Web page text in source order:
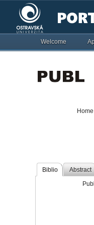
Welcome
Biblio Abstract